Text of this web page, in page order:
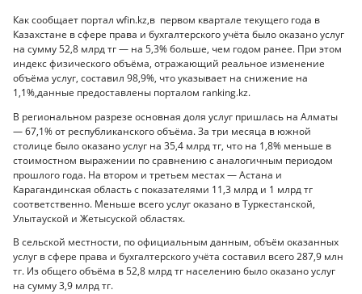
Как сообщает портал wfin.kz,в первом квартале текущего года в
Казахстане в сфере права и бухгалтерского учёта было оказано услуг
на сумму 52,8 млрд тг — на 5,3% больше, чем годом ранее. При этом
индекс физического объёма, отражающий реальное изменение
объёма услуг, составил 98,9%, что указывает на снижение на
1,1%,данные предоставлены порталом ranking.kz.
В региональном разрезе основная доля услуг пришлась на Алматы
— 67,1% от республиканского объёма. За три месяца в южной
столице было оказано услуг на 35,4 млрд тг, что на 1,8% меньше в
стоимостном выражении по сравнению с аналогичным периодом
прошлого года. На втором и третьем местах — Астана и
Карагандинская область с показателями 11,3 млрд и 1 млрд тг
соответственно. Меньше всего услуг оказано в Туркестанской,
Улытауской и Жетысуской областях.
В сельской местности, по официальным данным, объём оказанных
услуг в сфере права и бухгалтерского учёта составил всего 287,9 млн
тг. Из общего объёма в 52,8 млрд тг населению было оказано услуг
на сумму 3,9 млрд тг.